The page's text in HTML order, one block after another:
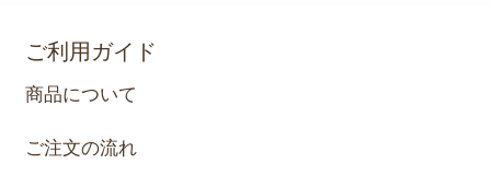
ご利用ガイド
商品について
ご注文の流れ